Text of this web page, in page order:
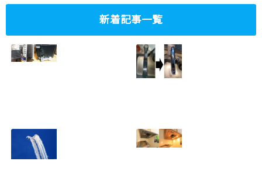
新着記事一覧
ド対応
2023.10.14
チレス水栓にDIY
で交換